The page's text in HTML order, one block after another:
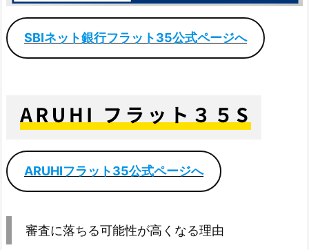
SBIネット銀行フラット35公式ページへ
ARUHIフラット35公式ページへ
審査に落ちる可能性が高くなる理由